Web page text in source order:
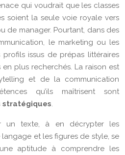
qui voudrait que les classes
soient la seule voie royale vers
de manager. Pourtant, dans des
le marketing ou les
profils issus de prépas littéraires
plus recherchés. La raison est
et de la communication
qu’ils maîtrisent sont
stratégiques.
un texte, à en décrypter les
et les figures de style, se
aptitude à comprendre les